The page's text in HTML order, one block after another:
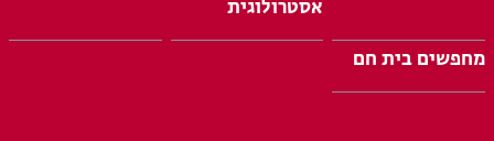
אסטרולוגית
מחפשים בית חם